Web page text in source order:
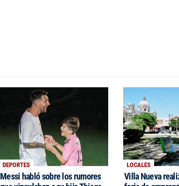
DEPORTES
Messi habló sobre los rumores
LOCALES
Villa Nueva